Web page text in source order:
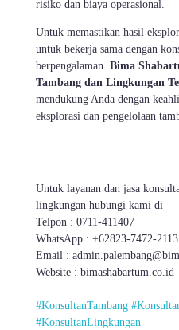
risiko dan biaya operasional.
Untuk memastikan hasil
untuk bekerja sama dengan
berpengalaman. Bima
Tambang dan Lingkungan
mendukung Anda dengan
eksplorasi dan pengelolaan
Untuk layanan dan jasa
lingkungan hubungi kami di
Telpon : 0711-411407
WhatsApp : +62823-7472-2113
Email :
Website : bimashabartum.co.id
#KonsultanTambang
#KonsultanLingkungan